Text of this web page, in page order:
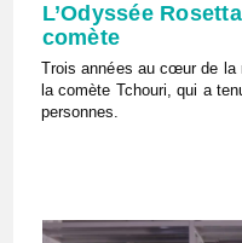
L’Odyssée
comète
Trois années au cœur de la
la comète Tchouri, qui a
personnes.